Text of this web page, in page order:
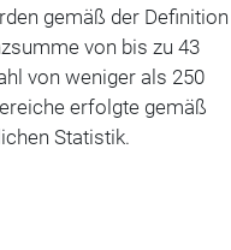
gemäß der Definition
von bis zu 43
von weniger als 250
erfolgte gemäß
Statistik.